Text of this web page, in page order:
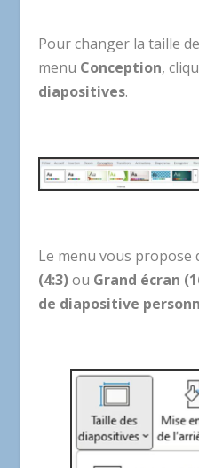
Pour changer la taille
menu Conception,
diapositives.
Le menu vous propose
(4:3)ou Grand écran
de diapositive